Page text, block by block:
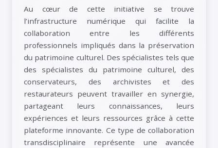
Au cœur de cette initiative se trouve
l’infrastructure numérique qui facilite la
collaboration entre les différents
professionnels impliqués dans la préservation
du patrimoine culturel. Des spécialistes tels que
des spécialistes du patrimoine culturel, des
conservateurs, des archivistes et des
restaurateurs peuvent travailler en synergie,
partageant leurs connaissances, leurs
expériences et leurs ressources grâce à cette
plateforme innovante. Ce type de collaboration
transdisciplinaire représente une avancée